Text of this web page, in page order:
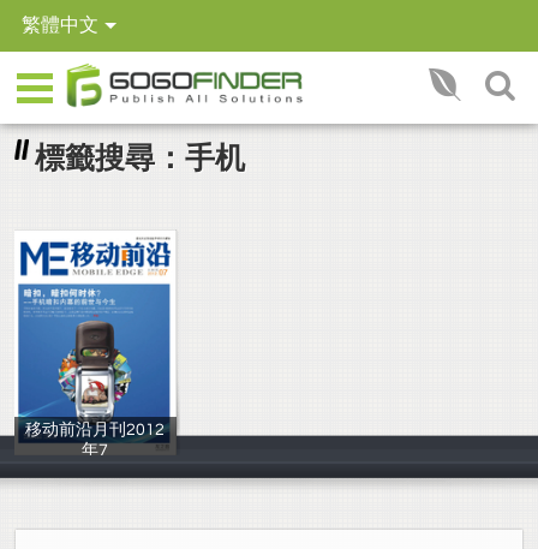
繁體中文
標籤搜尋：手机
移动前沿月刊2012
年7
龙之音文化